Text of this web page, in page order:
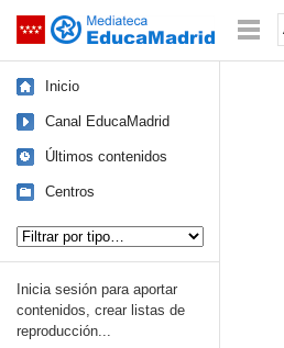
Saltar navegación
Inicio
Canal EducaMadrid
Últimos contenidos
Centros
Inicia sesión para aportar
contenidos, crear listas de
reproducción...